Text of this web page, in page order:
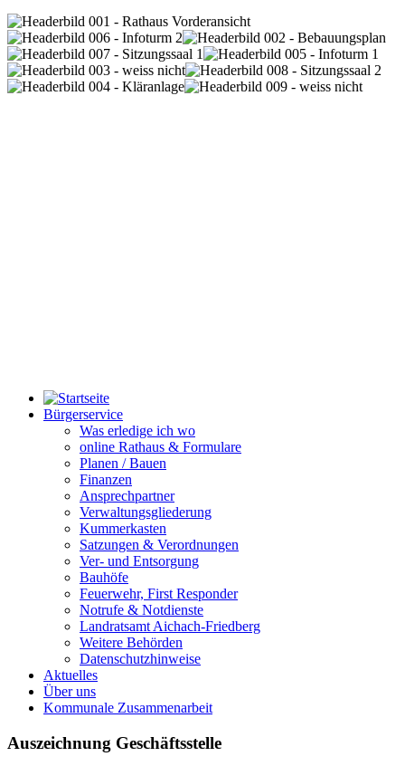
Bürgerservice
Was erledige ich wo
online Rathaus & Formulare
Planen / Bauen
Finanzen
Ansprechpartner
Verwaltungsgliederung
Kummerkasten
Satzungen & Verordnungen
Ver- und Entsorgung
Bauhöfe
Feuerwehr, First Responder
Notrufe & Notdienste
Landratsamt Aichach-Friedberg
Weitere Behörden
Datenschutzhinweise
Aktuelles
Über uns
Kommunale Zusammenarbeit
Auszeichnung Geschäftsstelle